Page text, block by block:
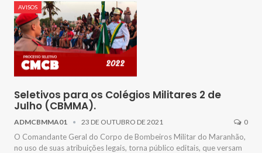
AVISOS
Seletivos para os Colégios Militares 2 de
Julho (CBMMA).
ADMCBMMA01 23 DE OUTUBRO DE 2021 0
O Comandante Geral do Corpo de Bombeiros Militar do Maranhão,
no uso de suas atribuições legais, torna público editais, que versam